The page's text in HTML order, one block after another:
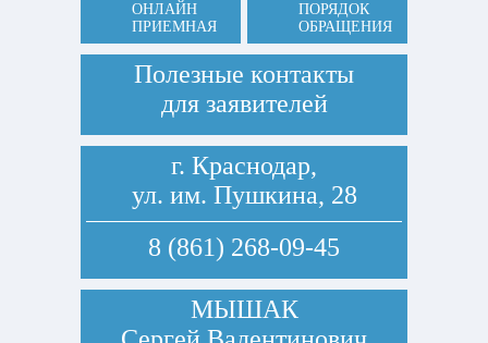
ОНЛАЙН
ПРИЕМНАЯ
ПОРЯДОК
ОБРАЩЕНИЯ
Полезные контакты
для заявителей
г. Краснодар,
ул. им. Пушкина, 28
8 (861) 268-09-45
МЫШАК